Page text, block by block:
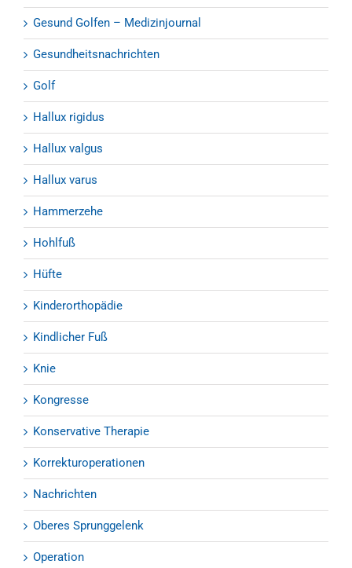
Gesund Golfen – Medizinjournal
Gesundheitsnachrichten
Golf
Hallux rigidus
Hallux valgus
Hallux varus
Hammerzehe
Hohlfuß
Hüfte
Kinderorthopädie
Kindlicher Fuß
Knie
Kongresse
Konservative Therapie
Korrekturoperationen
Nachrichten
Oberes Sprunggelenk
Operation